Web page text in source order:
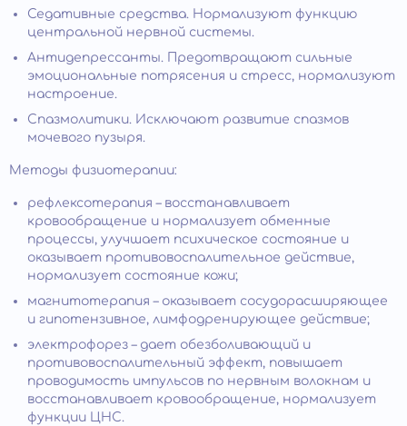
Седативные средства. Нормализуют функцию
центральной нервной системы.
Антидепрессанты. Предотвращают сильные
эмоциональные потрясения и стресс, нормализуют
настроение.
Спазмолитики. Исключают развитие спазмов
мочевого пузыря.
Методы физиотерапии:
рефлексотерапия – восстанавливает
кровообращение и нормализует обменные
процессы, улучшает психическое состояние и
оказывает противовоспалительное действие,
нормализует состояние кожи;
магнитотерапия – оказывает сосудорасширяющее
и гипотензивное, лимфодренирующее действие;
электрофорез – дает обезболивающий и
противовоспалительный эффект, повышает
проводимость импульсов по нервным волокнам и
восстанавливает кровообращение, нормализует
функции ЦНС.